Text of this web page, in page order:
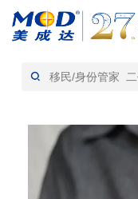
首页>出行攻略-资讯中心